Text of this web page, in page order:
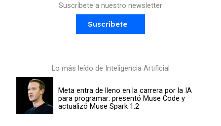
Suscríbete a nuestro newsletter
Suscríbete
Lo más leído de Inteligencia Artificial
Meta entra de lleno en la carrera por la IA
para programar: presentó Muse Code y
actualizó Muse Spark 1.2